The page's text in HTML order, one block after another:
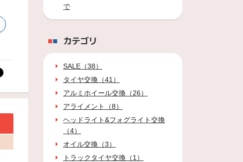
で
カテゴリ
SALE（38）
タイヤ交換（41）
アルミホイール交換（26）
アライメント（8）
ヘッドライト&フォグライト交換
（4）
オイル交換（3）
トラックタイヤ交換（1）